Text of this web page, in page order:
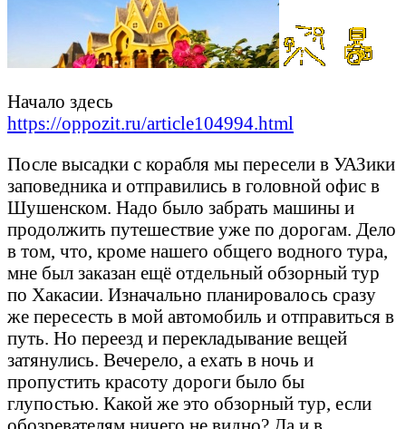
Начало здесь
https://oppozit.ru/article104994.html
После высадки с корабля мы пересели в УАЗики
заповедника и отправились в головной офис в
Шушенском. Надо было забрать машины и
продолжить путешествие уже по дорогам. Дело
в том, что, кроме нашего общего водного тура,
мне был заказан ещё отдельный обзорный тур
по Хакасии. Изначально планировалось сразу
же пересесть в мой автомобиль и отправиться в
путь. Но переезд и перекладывание вещей
затянулись. Вечерело, а ехать в ночь и
пропустить красоту дороги было бы
глупостью. Какой же это обзорный тур, если